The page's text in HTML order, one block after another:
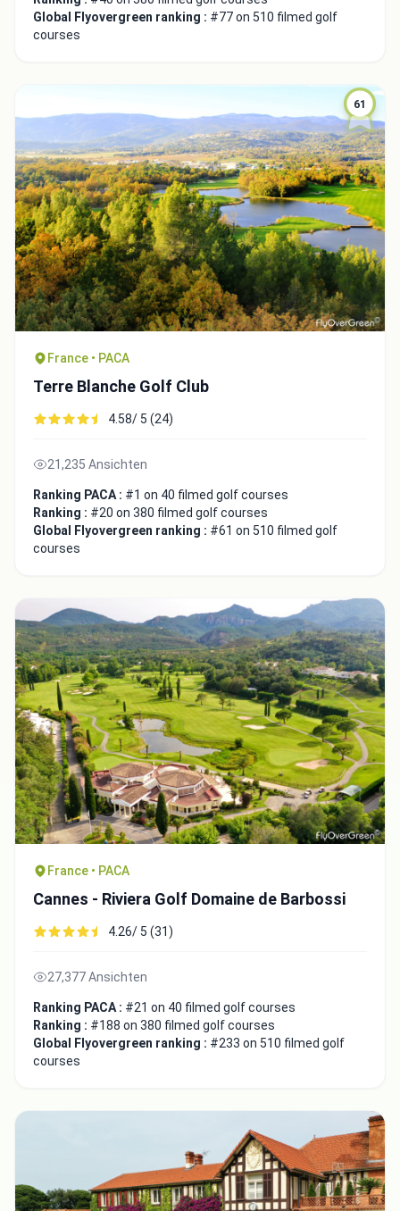
Global Flyovergreen ranking : #77 on 510 filmed golf
courses
61
France • PACA
Terre Blanche Golf Club
4.58/ 5 (24)
21,235 Ansichten
Ranking PACA : #1 on 40 filmed golf courses
Ranking : #20 on 380 filmed golf courses
Global Flyovergreen ranking : #61 on 510 filmed golf
courses
France • PACA
Cannes - Riviera Golf Domaine de Barbossi
4.26/ 5 (31)
27,377 Ansichten
Ranking PACA : #21 on 40 filmed golf courses
Ranking : #188 on 380 filmed golf courses
Global Flyovergreen ranking : #233 on 510 filmed golf
courses
Close